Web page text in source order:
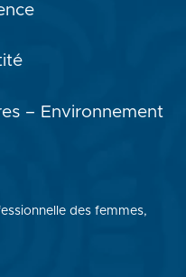
– Environnement
des femmes,